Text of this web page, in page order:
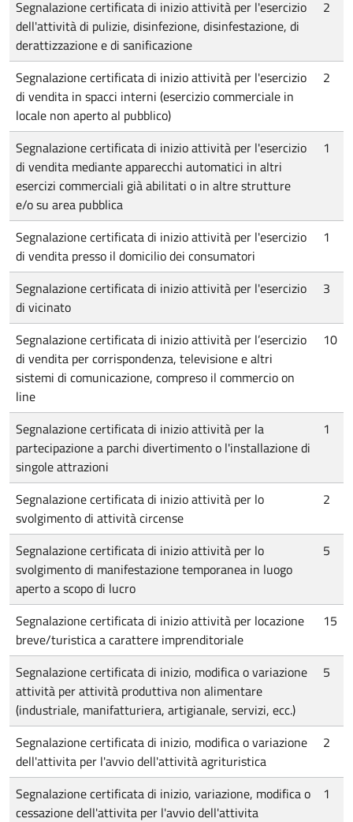
Segnalazione certificata di inizio attività per l'esercizio
dell'attività di pulizie, disinfezione, disinfestazione, di
derattizzazione e di sanificazione
2
Segnalazione certificata di inizio attività per l'esercizio
di vendita in spacci interni (esercizio commerciale in
locale non aperto al pubblico)
2
Segnalazione certificata di inizio attività per l'esercizio
di vendita mediante apparecchi automatici in altri
esercizi commerciali già abilitati o in altre strutture
e/o su area pubblica
1
Segnalazione certificata di inizio attività per l'esercizio
di vendita presso il domicilio dei consumatori
1
Segnalazione certificata di inizio attività per l'esercizio
di vicinato
3
Segnalazione certificata di inizio attività per l’esercizio
di vendita per corrispondenza, televisione e altri
sistemi di comunicazione, compreso il commercio on
line
10
Segnalazione certificata di inizio attività per la
partecipazione a parchi divertimento o l'installazione di
singole attrazioni
1
Segnalazione certificata di inizio attività per lo
svolgimento di attività circense
2
Segnalazione certificata di inizio attività per lo
svolgimento di manifestazione temporanea in luogo
aperto a scopo di lucro
5
Segnalazione certificata di inizio attività per locazione
breve/turistica a carattere imprenditoriale
15
Segnalazione certificata di inizio, modifica o variazione
attività per attività produttiva non alimentare
(industriale, manifatturiera, artigianale, servizi, ecc.)
5
Segnalazione certificata di inizio, modifica o variazione
dell'attivita per l'avvio dell'attività agrituristica
2
Segnalazione certificata di inizio, variazione, modifica o
cessazione dell'attivita per l'avvio dell'attivita
1